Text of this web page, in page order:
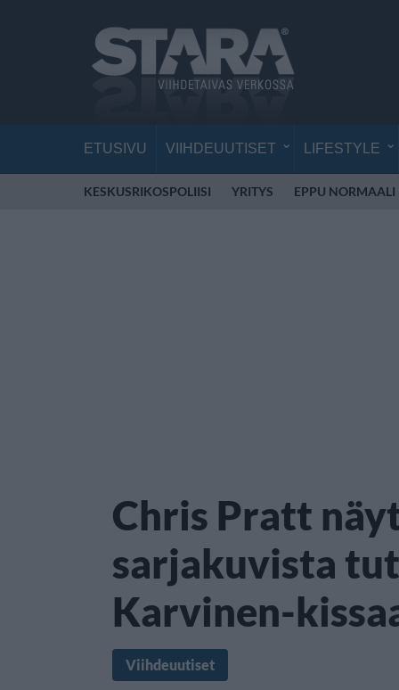
ETUSIVU VIIHDEUUTISET LIFESTYLE
KESKUSRIKOSPOLIISI YRITYS EPPU NORMAALI
Chris Pratt
sarjakuvista
Karvinen-
Viihdeuutiset